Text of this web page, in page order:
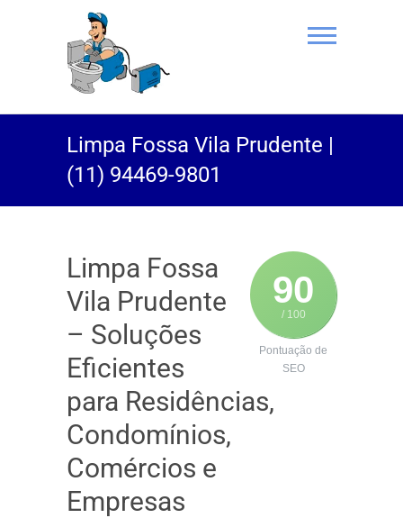
(11) 94469-
9801 |
Rei do Esgoto
Limpa Fossa Vila Prudente |
(11) 94469-9801
90
/ 100
Pontuação de
SEO
Limpa Fossa
Vila Prudente
– Soluções
Eficientes
para Residências,
Condomínios,
Comércios e
Empresas